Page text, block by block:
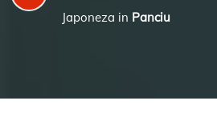
Japoneza in Panciu